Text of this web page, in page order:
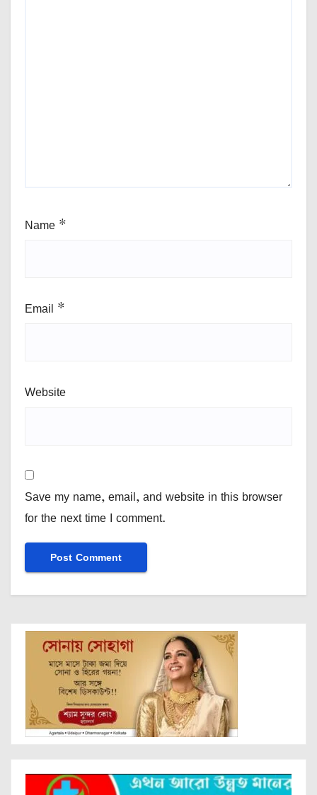
Name *
Email *
Website
Save my name, email, and website in this browser
for the next time I comment.